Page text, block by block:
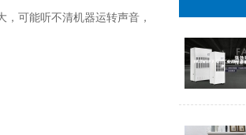
可能听不清机器运转声音，